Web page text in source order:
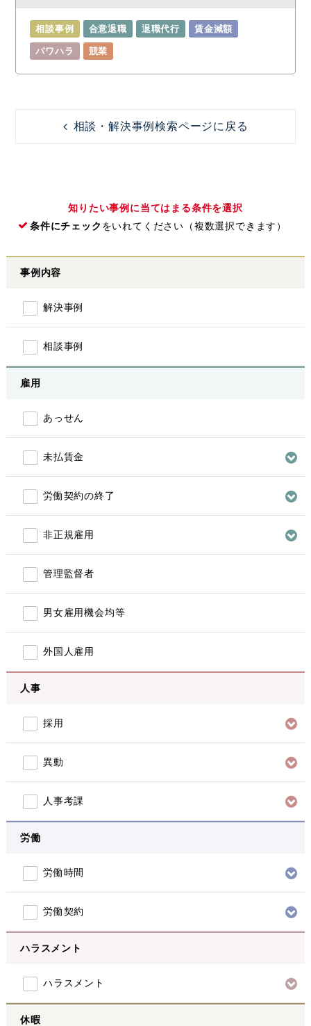
相談事例 合意退職 退職代行 賃金減額
パワハラ 競業
相談・解決事例検索ページに戻る
知りたい事例に当てはまる条件を選択
条件にチェック をいれてください（複数選択できます）
事例内容
解決事例
相談事例
雇用
あっせん
未払賃金
労働契約の終了
非正規雇用
管理監督者
男女雇用機会均等
外国人雇用
人事
採用
異動
人事考課
労働
労働時間
労働契約
ハラスメント
ハラスメント
休暇